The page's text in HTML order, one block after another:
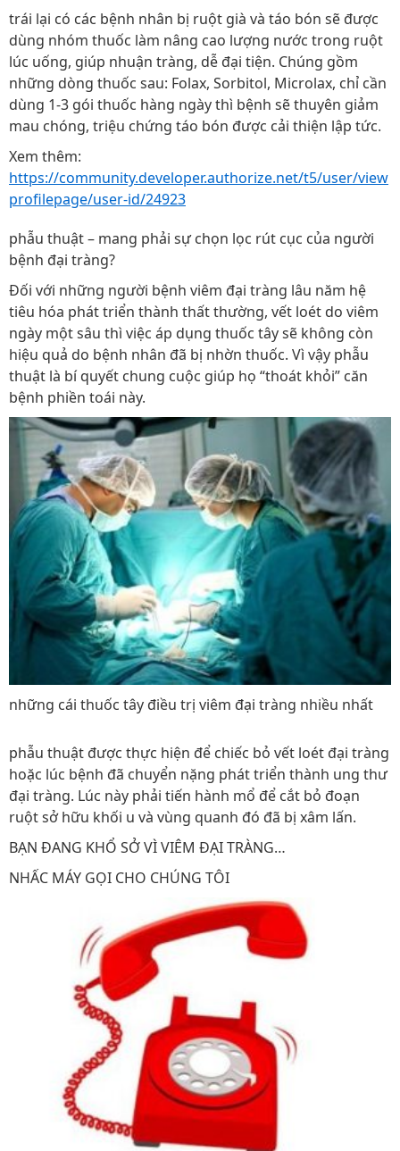
trái lại có các bệnh nhân bị ruột già và táo bón sẽ được
dùng nhóm thuốc làm nâng cao lượng nước trong ruột
lúc uống, giúp nhuận tràng, dễ đại tiện. Chúng gồm
những dòng thuốc sau: Folax, Sorbitol, Microlax, chỉ cần
dùng 1-3 gói thuốc hàng ngày thì bệnh sẽ thuyên giảm
mau chóng, triệu chứng táo bón được cải thiện lập tức.
Xem thêm:
https://community.developer.authorize.net/t5/user/view
profilepage/user-id/24923
phẫu thuật – mang phải sự chọn lọc rút cục của người
bệnh đại tràng?
Đối với những người bệnh viêm đại tràng lâu năm hệ
tiêu hóa phát triển thành thất thường, vết loét do viêm
ngày một sâu thì việc áp dụng thuốc tây sẽ không còn
hiệu quả do bệnh nhân đã bị nhờn thuốc. Vì vậy phẫu
thuật là bí quyết chung cuộc giúp họ “thoát khỏi” căn
bệnh phiền toái này.
những cái thuốc tây điều trị viêm đại tràng nhiều nhất
phẫu thuật được thực hiện để chiếc bỏ vết loét đại tràng
hoặc lúc bệnh đã chuyển nặng phát triển thành ung thư
đại tràng. Lúc này phải tiến hành mổ để cắt bỏ đoạn
ruột sở hữu khối u và vùng quanh đó đã bị xâm lấn.
BẠN ĐANG KHỔ SỞ VÌ VIÊM ĐẠI TRÀNG…
NHẤC MÁY GỌI CHO CHÚNG TÔI